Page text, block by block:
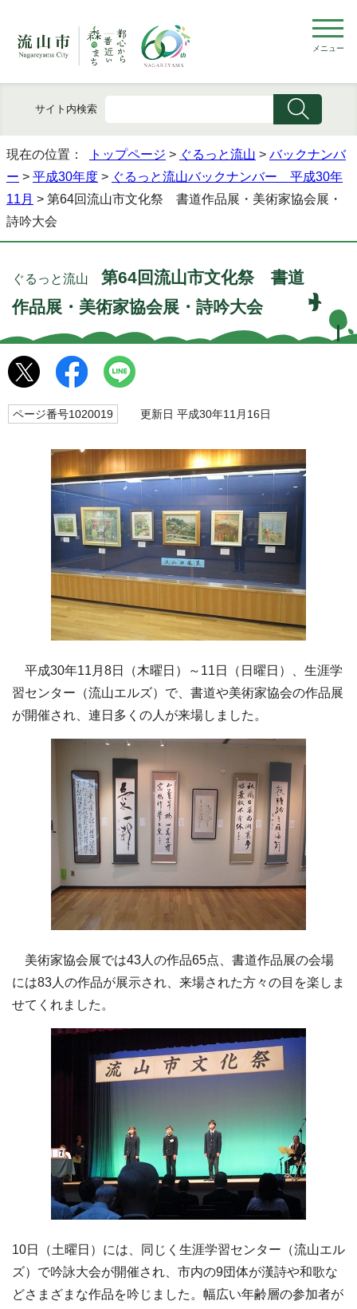
メニュー
サイト内検索
現在の位置： トップページ > ぐるっと流山 > バックナンバ
ー > 平成30年度 > ぐるっと流山バックナンバー 平成30年
11月 > 第64回流山市文化祭 書道作品展・美術家協会展・
詩吟大会
ぐるっと流山 第64回流山市文化祭 書道
作品展・美術家協会展・詩吟大会
ページ番号1020019 更新日 平成30年11月16日
平成30年11月8日（木曜日）～11日（日曜日）、生涯学
習センター（流山エルズ）で、書道や美術家協会の作品展
が開催され、連日多くの人が来場しました。
美術家協会展では43人の作品65点、書道作品展の会場
には83人の作品が展示され、来場された方々の目を楽しま
せてくれました。
10日（土曜日）には、同じく生涯学習センター（流山エル
ズ）で吟詠大会が開催され、市内の9団体が漢詩や和歌な
どさまざまな作品を吟じました。幅広い年齢層の参加者が